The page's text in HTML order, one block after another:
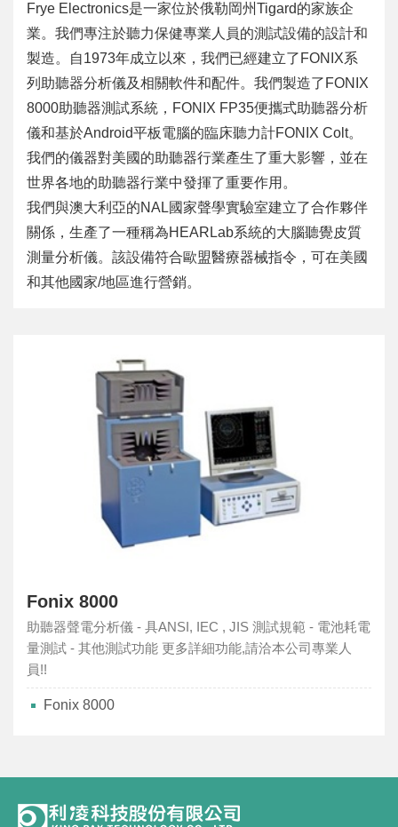
Frye Electronics是一家位於俄勒岡州Tigard的家族企
業。我們專注於聽力保健專業人員的測試設備的設計和
製造。自1973年成立以來，我們已經建立了FONIX系
列助聽器分析儀及相關軟件和配件。我們製造了FONIX
8000助聽器測試系統，FONIX FP35便攜式助聽器分析
儀和基於Android平板電腦的臨床聽力計FONIX Colt。
我們的儀器對美國的助聽器行業產生了重大影響，並在
世界各地的助聽器行業中發揮了重要作用。
我們與澳大利亞的NAL國家聲學實驗室建立了合作夥伴
關係，生產了一種稱為HEARLab系統的大腦聽覺皮質
測量分析儀。該設備符合歐盟醫療器械指令，可在美國
和其他國家/地區進行營銷。
Fonix 8000
助聽器聲電分析儀 - 具ANSI, IEC , JIS 測試規範 - 電池耗電
量測試 - 其他測試功能 更多詳細功能,請洽本公司專業人
員!!
Fonix 8000